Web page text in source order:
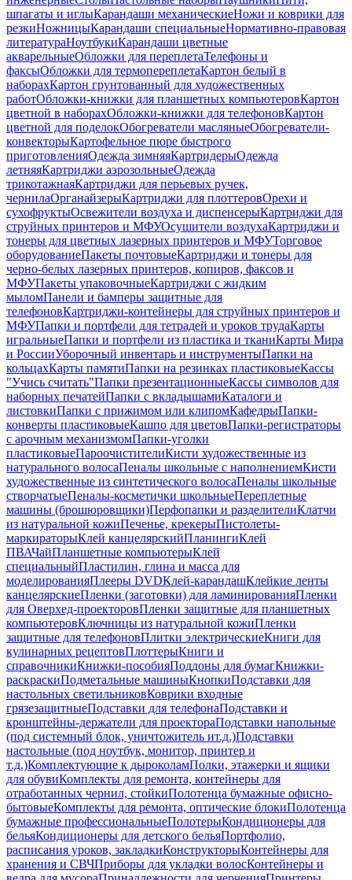
шпагаты и иглыКарандаши механическиеНожи и коврики для
резкиНожницыКарандаши специальныеНормативно-правовая
литератураНоутбукиКарандаши цветные
акварельныеОбложки для переплетаТелефоны и
факсыОбложки для термопереплетаКартон белый в
наборахКартон грунтованный для художественных
работОбложки-книжки для планшетных компьютеровКартон
цветной в наборахОбложки-книжки для телефоновКартон
цветной для поделокОбогреватели масляныеОбогреватели-
конвекторыКартофельное пюре быстрого
приготовленияОдежда зимняяКартридерыОдежда
летняяКартриджи аэрозольныеОдежда
трикотажнаяКартриджи для перьевых ручек,
чернилаОрганайзерыКартриджи для плоттеровОрехи и
сухофруктыОсвежители воздуха и диспенсерыКартриджи для
струйных принтеров и МФУОсушители воздухаКартриджи и
тонеры для цветных лазерных принтеров и МФУТорговое
оборудованиеПакеты почтовыеКартриджи и тонеры для
черно-белых лазерных принтеров, копиров, факсов и
МФУПакеты упаковочныеКартриджи с жидким
мыломПанели и бамперы защитные для
телефоновКартриджи-контейнеры для струйных принтеров и
МФУПапки и портфели для тетрадей и уроков трудаКарты
игральныеПапки и портфели из пластика и тканиКарты Мира
и РоссииУборочный инвентарь и инструментыПапки на
кольцахКарты памятиПапки на резинках пластиковыеКассы
"Учись считать"Папки презентационныеКассы символов для
наборных печатейПапки с вкладышамиКаталоги и
листовкиПапки с прижимом или клипомКафедрыПапки-
конверты пластиковыеКашпо для цветовПапки-регистраторы
с арочным механизмомПапки-уголки
пластиковыеПароочистителиКисти художественные из
натурального волосаПеналы школьные с наполнениемКисти
художественные из синтетического волосаПеналы школьные
створчатыеПеналы-косметички школьныеПереплетные
машины (брошюровщики)Перфопапки и разделителиКлатчи
из натуральной кожиПеченье, крекерыПистолеты-
маркираторыКлей канцелярскийПланингиКлей
ПВАЧайПланшетные компьютерыКлей
специальныйПластилин, глина и масса для
моделированияПлееры DVDКлей-карандашКлейкие ленты
канцелярскиеПленки (заготовки) для ламинированияПленки
для Оверхед-проекторовПленки защитные для планшетных
компьютеровКлючницы из натуральной кожиПленки
защитные для телефоновПлитки электрическиеКниги для
кулинарных рецептовПлоттерыКниги и
справочникиКнижки-пособияПоддоны для бумагКнижки-
раскраскиПодметальные машиныКнопкиПодставки для
настольных светильниковКоврики входные
грязезащитныеПодставки для телефонаПодставки и
кронштейны-держатели для проектораПодставки напольные
(под системный блок, уничтожитель ит.д.)Подставки
настольные (под ноутбук, монитор, принтер и
т.д.)Комплектующие к дыроколамПолки, этажерки и ящики
для обувиКомплекты для ремонта, контейнеры для
отработанных чернил, стойкиПолотенца бумажные офисно-
бытовыеКомплекты для ремонта, оптические блокиПолотенца
бумажные профессиональныеПолотерыКондиционеры для
бельяКондиционеры для детского бельяПортфолио,
расписания уроков, закладкиКонструкторыКонтейнеры для
хранения и СВЧПриборы для укладки волосКонтейнеры и